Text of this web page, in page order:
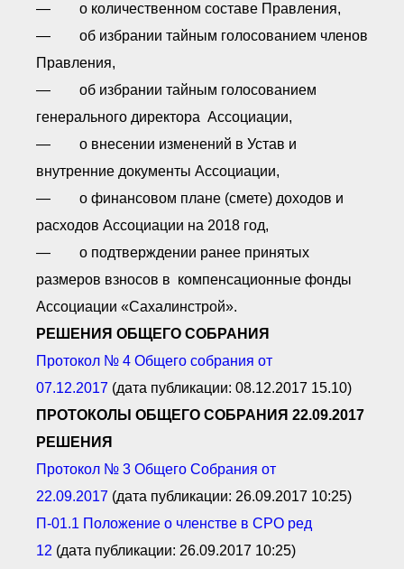
— о количественном составе Правления,
— об избрании тайным голосованием членов
Правления,
— об избрании тайным голосованием
генерального директора Ассоциации,
— о внесении изменений в Устав и
внутренние документы Ассоциации,
— о финансовом плане (смете) доходов и
расходов Ассоциации на 2018 год,
— о подтверждении ранее принятых
размеров взносов в компенсационные фонды
Ассоциации «Сахалинстрой».
РЕШЕНИЯ ОБЩЕГО СОБРАНИЯ
Протокол № 4 Общего собрания от
07.12.2017 (дата публикации: 08.12.2017 15.10)
ПРОТОКОЛЫ ОБЩЕГО СОБРАНИЯ 22.09.2017
РЕШЕНИЯ
Протокол № 3 Общего Собрания от
22.09.2017 (дата публикации: 26.09.2017 10:25)
П-01.1 Положение о членстве в СРО ред
12 (дата публикации: 26.09.2017 10:25)